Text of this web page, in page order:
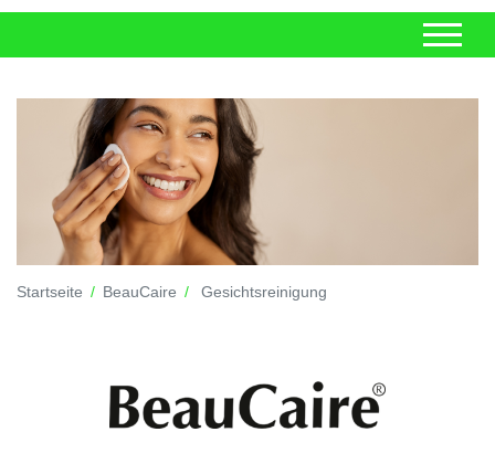
Startseite BeauCaire Gesichtsreinigung